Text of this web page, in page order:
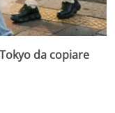
da copiare